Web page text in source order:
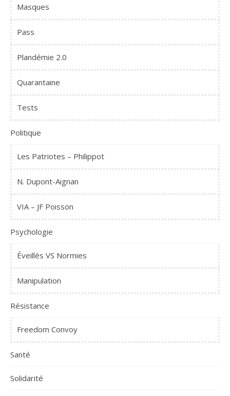
Masques
Pass
Plandémie 2.0
Quarantaine
Tests
Politique
Les Patriotes – Philippot
N. Dupont-Aignan
VIA – JF Poisson
Psychologie
Éveillés VS Normies
Manipulation
Résistance
Freedom Convoy
Santé
Solidarité